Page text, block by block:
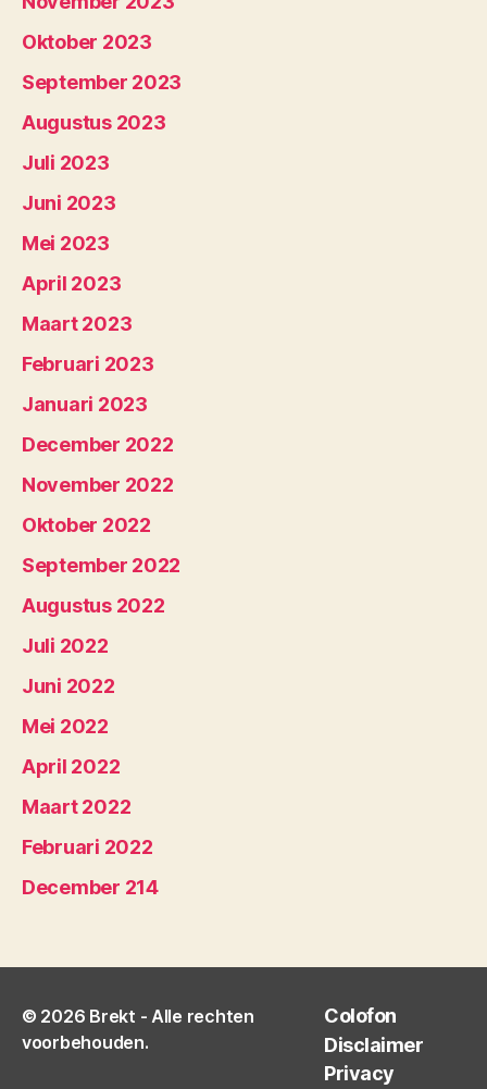
Oktober 2023
September 2023
Augustus 2023
Juli 2023
Juni 2023
Mei 2023
April 2023
Maart 2023
Februari 2023
Januari 2023
December 2022
November 2022
Oktober 2022
September 2022
Augustus 2022
Juli 2022
Juni 2022
Mei 2022
April 2022
Maart 2022
Februari 2022
December 214
© 2026 Brekt - Alle rechten
voorbehouden.
Colofon
Disclaimer
Privacy